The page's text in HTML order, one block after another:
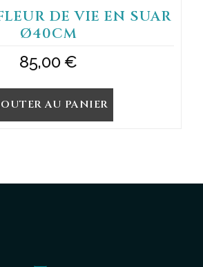
DE VIE EN SUAR
Ø40CM
85,00€
AU PANIER